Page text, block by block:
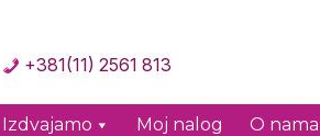
+381(11) 2561 813
Izdvajamo Moj nalog O nama